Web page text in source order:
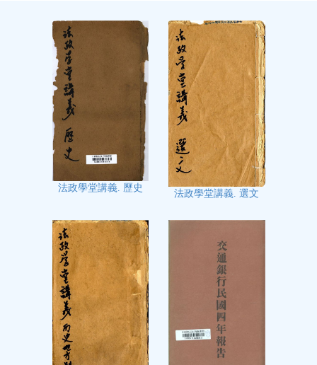
法政學堂講義. 歷史
法政學堂講義. 選文